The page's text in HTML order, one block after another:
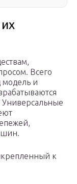
Всего
модель и
Универсальные
к